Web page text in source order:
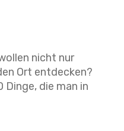
nicht nur
Ort entdecken?
Dinge, die man in